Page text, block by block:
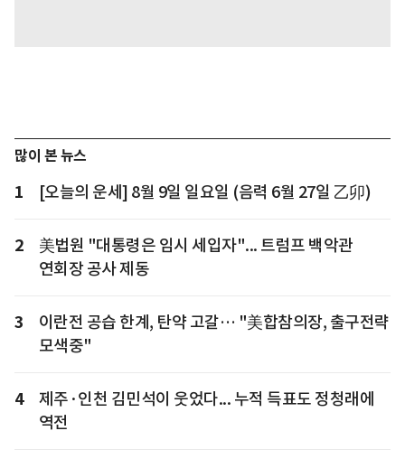
많이 본 뉴스
1 [오늘의 운세] 8월 9일 일요일 (음력 6월 27일 乙卯)
2
美법원 "대통령은 임시 세입자"... 트럼프 백악관
연회장 공사 제동
3
이란전 공습 한계, 탄약 고갈… "美합참의장, 출구전략
모색중"
4
제주·인천 김민석이 웃었다... 누적 득표도 정청래에
역전